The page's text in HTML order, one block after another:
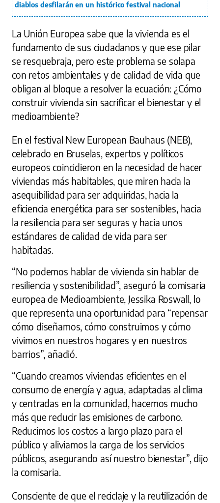
diablos desfilarán en un histórico festival nacional
La Unión Europea sabe que la vivienda es el
fundamento de sus ciudadanos y que ese pilar
se resquebraja, pero este problema se solapa
con retos ambientales y de calidad de vida que
obligan al bloque a resolver la ecuación: ¿Cómo
construir vivienda sin sacrificar el bienestar y el
medioambiente?
En el festival New European Bauhaus (NEB),
celebrado en Bruselas, expertos y políticos
europeos coincidieron en la necesidad de hacer
viviendas más habitables, que miren hacia la
asequibilidad para ser adquiridas, hacia la
eficiencia energética para ser sostenibles, hacia
la resiliencia para ser seguras y hacia unos
estándares de calidad de vida para ser
habitadas.
“No podemos hablar de vivienda sin hablar de
resiliencia y sostenibilidad”, aseguró la comisaria
europea de Medioambiente, Jessika Roswall, lo
que representa una oportunidad para “repensar
cómo diseñamos, cómo construimos y cómo
vivimos en nuestros hogares y en nuestros
barrios”, añadió.
“Cuando creamos viviendas eficientes en el
consumo de energía y agua, adaptadas al clima
y centradas en la comunidad, hacemos mucho
más que reducir las emisiones de carbono.
Reducimos los costos a largo plazo para el
público y aliviamos la carga de los servicios
públicos, asegurando así nuestro bienestar”, dijo
la comisaria.
Consciente de que el reciclaje y la reutilización de